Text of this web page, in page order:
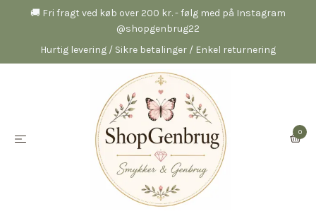
🚚 Fri fragt ved køb over 200 kr. - følg med på Instagram
@shopgenbrug22
Hurtig levering / Sikre betalinger / Enkel returnering
0